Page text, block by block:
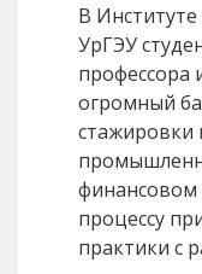
В
УрГЭУ
огромный
стажировки
финансовом
процессу
практики с